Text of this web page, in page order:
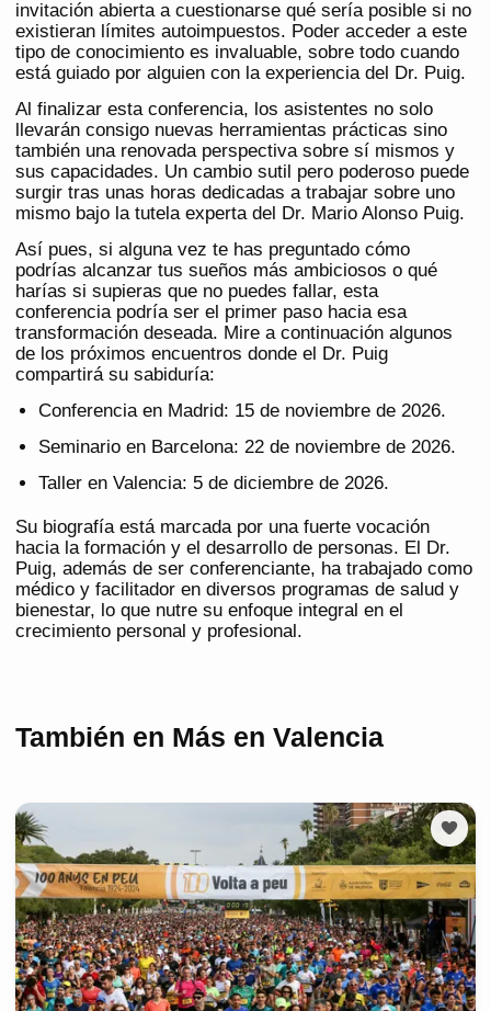
invitación abierta a cuestionarse qué sería posible si no
existieran límites autoimpuestos. Poder acceder a este
tipo de conocimiento es invaluable, sobre todo cuando
está guiado por alguien con la experiencia del Dr. Puig.
Al finalizar esta conferencia, los asistentes no solo
llevarán consigo nuevas herramientas prácticas sino
también una renovada perspectiva sobre sí mismos y
sus capacidades. Un cambio sutil pero poderoso puede
surgir tras unas horas dedicadas a trabajar sobre uno
mismo bajo la tutela experta del Dr. Mario Alonso Puig.
Así pues, si alguna vez te has preguntado cómo
podrías alcanzar tus sueños más ambiciosos o qué
harías si supieras que no puedes fallar, esta
conferencia podría ser el primer paso hacia esa
transformación deseada. Mire a continuación algunos
de los próximos encuentros donde el Dr. Puig
compartirá su sabiduría:
Conferencia en Madrid: 15 de noviembre de 2026.
Seminario en Barcelona: 22 de noviembre de 2026.
Taller en Valencia: 5 de diciembre de 2026.
Su biografía está marcada por una fuerte vocación
hacia la formación y el desarrollo de personas. El Dr.
Puig, además de ser conferenciante, ha trabajado como
médico y facilitador en diversos programas de salud y
bienestar, lo que nutre su enfoque integral en el
crecimiento personal y profesional.
También en Más en Valencia